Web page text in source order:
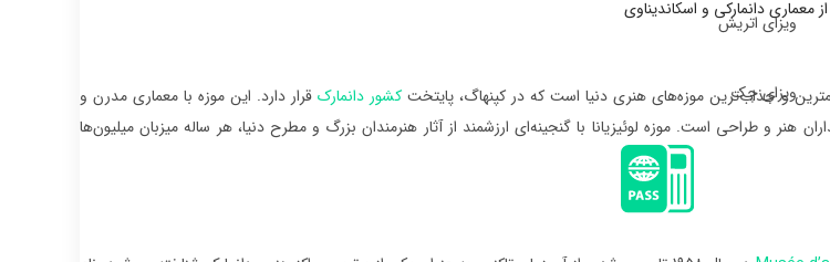
ویزای اتریش
ویزای چک
و جذاب‌ترین موزه‌های هنری دنیا است که در کپنهاگ، پایتخت کشور دانمارکقرار دارد. این موزه با معماری مدرن و
هنر و طراحی است. موزه لوئیزیانا با گنجینه‌ای ارزشمند از آثار هنرمندان بزرگ و مطرح دنیا، هر ساله میزبان میلیون‌ها